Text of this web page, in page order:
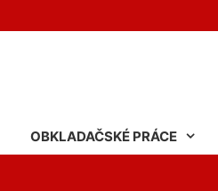
OBKLADAČSKÉ PRÁCE